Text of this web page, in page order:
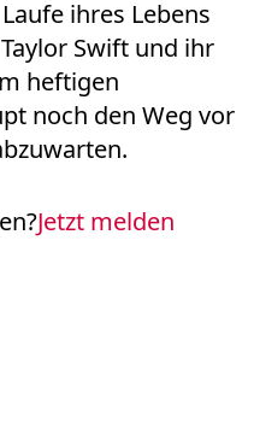
ihres Lebens
Swift und ihr
heftigen
noch den Weg vor
Jetzt melden